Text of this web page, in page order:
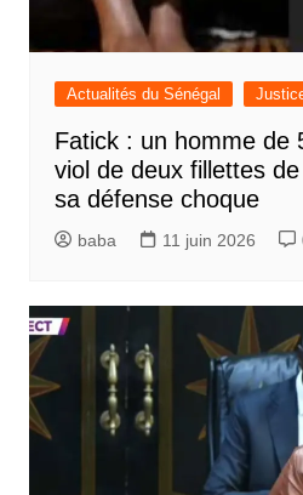
Actualités du Sénégal
Fatick : un homme de
viol de deux fillettes
sa défense choque
baba 11 juin 2026